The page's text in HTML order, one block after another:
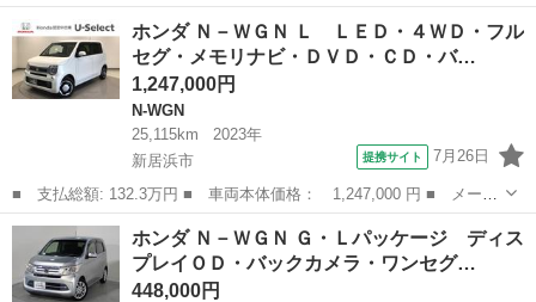
ー名： ホンダ ■ 車種名： Ｎ－ＷＧＮカスタム ■ グレード
名： Ｌホンダセンシング ＬＥＤ・フルセグ・メモリナビ・ＤＶ
Ｄ・ＣＤ・バッ...
愛媛 N-WGN
ホンダ Ｎ－ＷＧＮ Ｌ ＬＥＤ・４ＷＤ・フル
セグ・メモリナビ・ＤＶＤ・ＣＤ・バ…
1,247,000円
N-WGN
25,115km
2023年
新居浜市
提携サイト 7月26日
■ 支払総額: 132.3万円 ■ 車両本体価格： 1,247,000 円 ■ メーカ
ー名： ホンダ ■ 車種名： Ｎ－ＷＧＮ ■ グレード名： Ｌ Ｌ
ＥＤ・４ＷＤ・フルセグ・メモリナビ・ＤＶＤ・ＣＤ・バックカメ
ラ・シート...
愛媛 新居浜市 N-WGN
ホンダ Ｎ－ＷＧＮ Ｇ・Ｌパッケージ ディス
プレイＯＤ・バックカメラ・ワンセグ…
448,000円